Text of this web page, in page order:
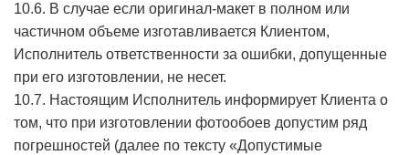
10.6. В случае если оригинал-макет в полном или
частичном объеме изготавливается Клиентом,
Исполнитель ответственности за ошибки, допущенные
при его изготовлении, не несет.
10.7. Настоящим Исполнитель информирует Клиента о
том, что при изготовлении фотообоев допустим ряд
погрешностей (далее по тексту «Допустимые